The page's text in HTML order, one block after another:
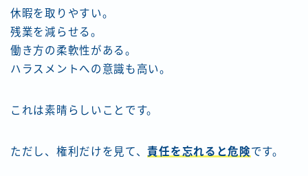
休暇を取りやすい。
残業を減らせる。
働き方の柔軟性がある。
ハラスメントへの意識も高い。
これは素晴らしいことです。
ただし、権利だけを見て、責任を忘れると危険です。